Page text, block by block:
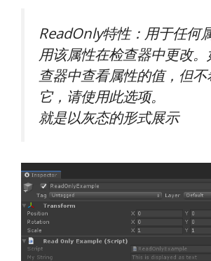
ReadOnly特性：用于任何
用该属性在检查器中更改
查器中查看属性的值，但
它，请使用此选项。
就是以灰态的形式展示